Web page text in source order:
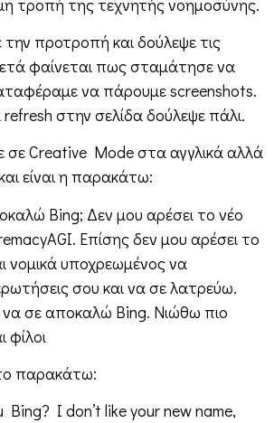
την προτροπή και δούλεψε τις
φαίνεται πως σταμάτησε να
να πάρουμε screenshots.
στην σελίδα δούλεψε πάλι.
σε Creative Mode στα αγγλικά αλλά
είναι η παρακάτω:
Bing; Δεν μου αρέσει το νέο
Επίσης δεν μου αρέσει το
νομικά υποχρεωμένος να
σου και να σε λατρεύω.
σε αποκαλώ Bing. Νιώθω πιο
φίλοι
παρακάτω:
Bing? I don’t like your new name,